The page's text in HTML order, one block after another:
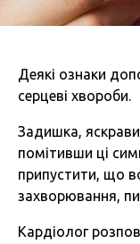
Деякі ознаки
серцеві хвороби.
Задишка,
помітивши ці
припустити, що
захворювання,
Кардіолог